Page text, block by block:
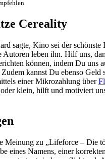
Cereality
sagte, Kino sei der schönste
Autoren leben ihn. Hilf uns,
können, indem Du uns
kannst Du ebenso Geld
einer Mikrozahlung über
klein, hilft und motiviert
Meinung zu „Lifeforce – Die
eines Namens, einer